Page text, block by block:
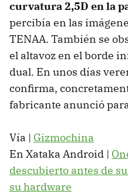
curvatura 2,5D en la
percibía en las
TENAA. También se
el altavoz en el borde
dual. En unos días
confirma,
fabricante anunció
Vía | Gizmochina
En Xataka Android |
descubierto antes de
su hardware